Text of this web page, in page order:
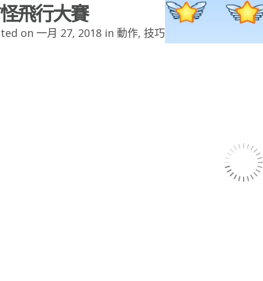
飛行大賽
on 一月 27, 2018 in 動作, 技巧